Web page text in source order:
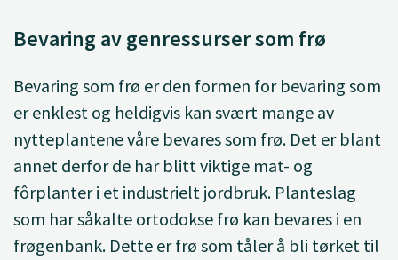
Bevaring av genressurser som frø
Bevaring som frø er den formen for bevaring som
er enklest og heldigvis kan svært mange av
nytteplantene våre bevares som frø. Det er blant
annet derfor de har blitt viktige mat- og
fôrplanter i et industrielt jordbruk. Planteslag
som har såkalte ortodokse frø kan bevares i en
frøgenbank. Dette er frø som tåler å bli tørket til